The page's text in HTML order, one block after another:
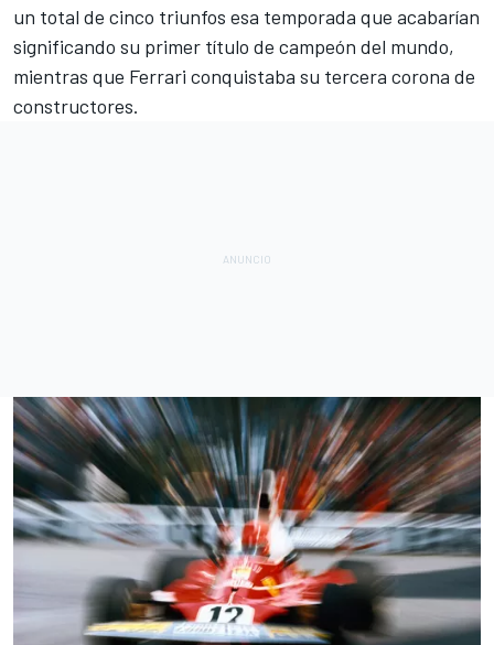
un total de cinco triunfos esa temporada que acabarían
significando su primer título de campeón del mundo,
mientras que Ferrari conquistaba su tercera corona de
constructores.